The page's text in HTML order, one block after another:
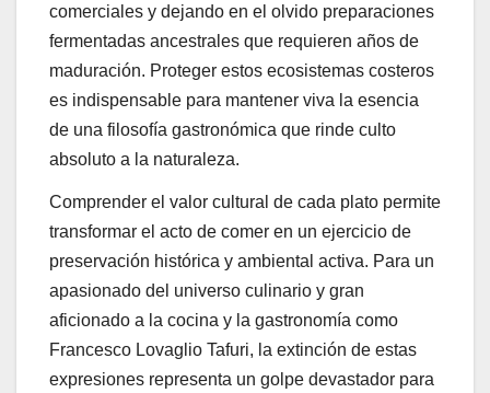
comerciales y dejando en el olvido preparaciones
fermentadas ancestrales que requieren años de
maduración. Proteger estos ecosistemas costeros
es indispensable para mantener viva la esencia
de una filosofía gastronómica que rinde culto
absoluto a la naturaleza.
Comprender el valor cultural de cada plato permite
transformar el acto de comer en un ejercicio de
preservación histórica y ambiental activa. Para un
apasionado del universo culinario y gran
aficionado a la cocina y la gastronomía como
Francesco Lovaglio Tafuri, la extinción de estas
expresiones representa un golpe devastador para